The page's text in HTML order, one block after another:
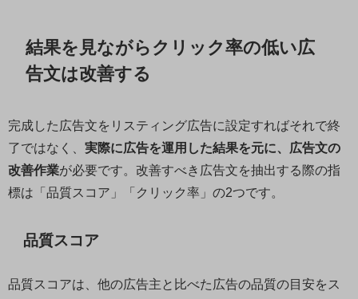
結果を見ながらクリック率の低い広
告文は改善する
完成した広告文をリスティング広告に設定すればそれで終
了ではなく、 実際に広告を運用した結果を元に、広告文の
改善作業が必要です。改善すべき広告文を抽出する際の指
標は「品質スコア」「クリック率」の2つです。
品質スコア
品質スコアは、他の広告主と比べた広告の品質の目安をス